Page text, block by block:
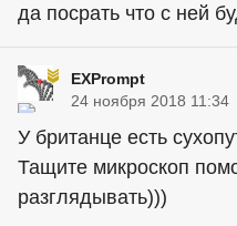
да посрать что с ней
EXPrompt
24 ноября 2018 11:34
У британце есть
Тащите микроскоп
разглядывать)))